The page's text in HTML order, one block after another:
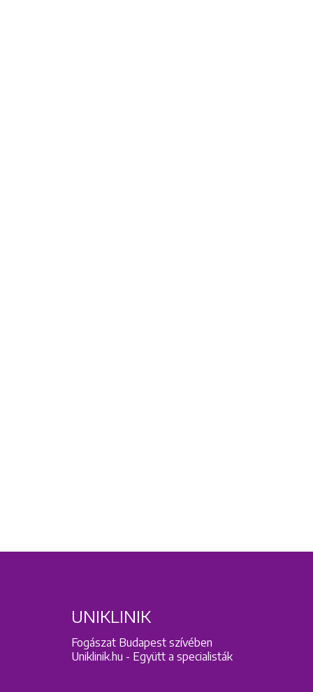
UNIKLINIK
Fogászat Budapest szívében
Uniklinik.hu - Együtt a specialisták